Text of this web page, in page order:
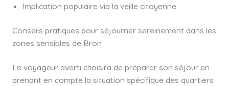
Implication populaire via la veille citoyenne
Conseils pratiques pour séjourner sereinement dans les
zones sensibles de Bron
Le voyageur averti choisira de préparer son séjour en
prenant en compte la situation spécifique des quartiers